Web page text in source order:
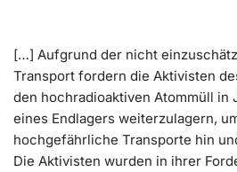
[…] Aufgrund der nicht
Transport fordern die Aktivisten
den hochradioaktiven Atommüll in
eines Endlagers weiterzulagern,
hochgefährliche Transporte hin
Die Aktivisten wurden in ihrer